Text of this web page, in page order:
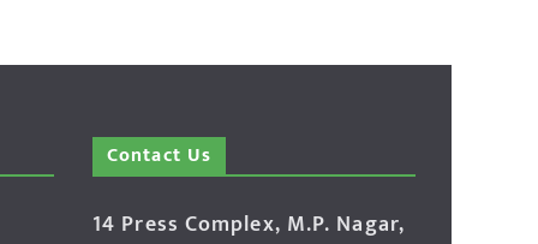
Contact Us
14 Press Complex, M.P. Nagar,